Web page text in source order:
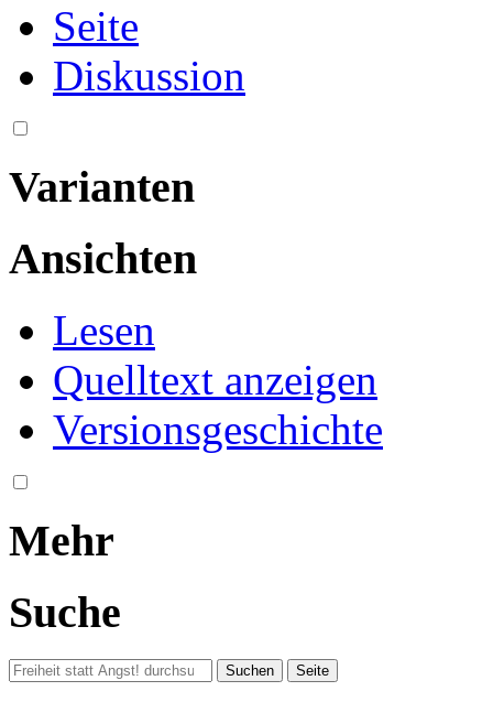
Seite
Diskussion
Varianten
Ansichten
Lesen
Quelltext anzeigen
Versionsgeschichte
Mehr
Suche